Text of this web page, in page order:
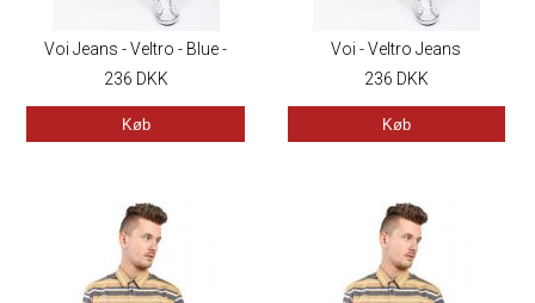
Voi Jeans - Veltro - Blue -
bukser - W30 / L34
236 DKK
Køb
Voi - Veltro Jeans
236 DKK
Køb